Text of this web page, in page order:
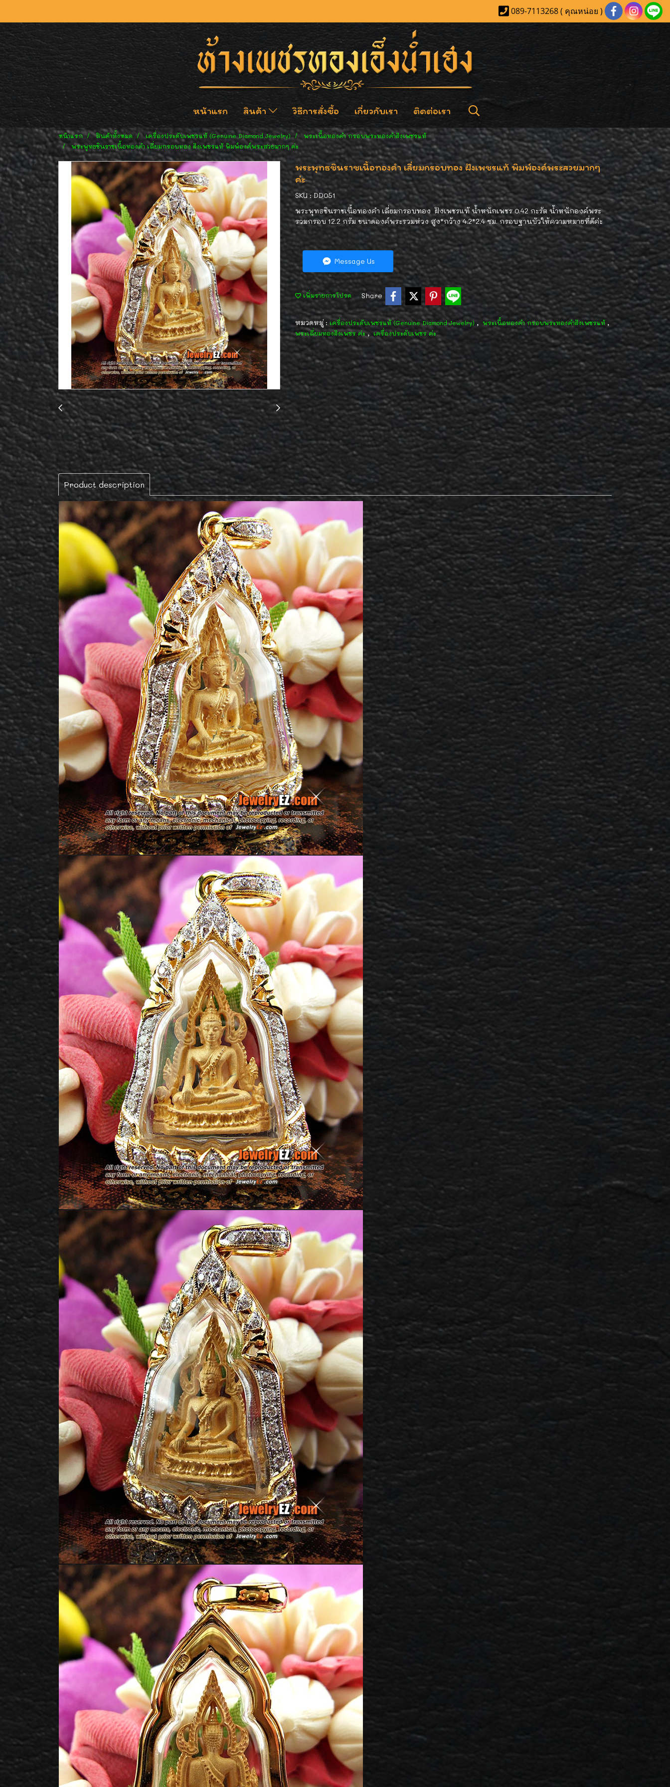
089-7113268 ( คุณหน่อย )
หน้าแรก สินค้า วิธีการสั่งซื้อ เกี่ยวกับเรา ติดต่อเรา
หน้าแรก สินค้าทั้งหมด เครื่องประดับเพชรแท้ (Genuine Diamond Jewelry)
พระเนื้อทองคำ กรอบพระทองคำฝังเพชรแท้
พระพุทธชินราชเนื้อทองคำ เลี่ยมกรอบทอง ฝังเพชรแท้ พิมพ์องค์พระสวยมากๆ ค่ะ
พระพุทธชินราชเนื้อทองคำ เลี่ยมกรอบทอง ฝังเพชรแท้ พิมพ์องค์พระสวยมากๆ
ค่ะ
SKU : DD051
พระพุทธชินราชเนื้อทองคำ เลี่ยมกรอบทอง ฝังเพชรแท้ น้ำหนักเพชร 0.42 กะรัต น้ำหนักองค์พระ
รวมกรอบ 12.2 กรัม ขนาดองค์พระรวมห่วง สูง*กว้าง 4.2*2.4 ซม. กรอบฐานบัวให้ความหมายที่ดีค่ะ
Message Us
เพิ่มรายการโปรด Share
หมวดหมู่ : เครื่องประดับเพชรแท้ (Genuine Diamond Jewelry), พระเนื้อทองคำ กรอบพระทองคำฝังเพชรแท้ ,
พระเลี่ยมทองฝังเพชร ค่ะ, เครื่องประดับเพชร ค่ะ
Product description